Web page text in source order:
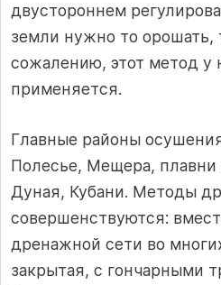
двустороннем
земли нужно то орошать,
сожалению, этот метод у
применяется.
Главные районы
Полесье, Мещера, плавни
Дуная, Кубани. Методы
совершенствуются:
дренажной сети во
закрытая, с гончарными